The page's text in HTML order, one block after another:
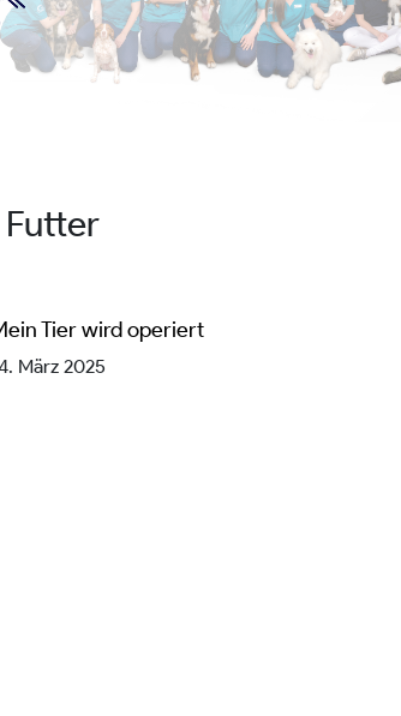
Futter
Tier wird operiert
März 2025